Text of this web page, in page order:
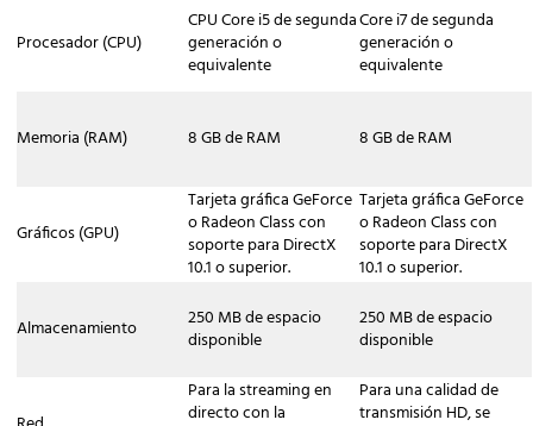
Procesador (CPU)
CPU Core i5 de segunda
generación o
equivalente
Core i7 de segunda
generación o
equivalente
Memoria (RAM) 8 GB de RAM 8 GB de RAM
Gráficos (GPU)
Tarjeta gráfica GeForce
o Radeon Class con
soporte para DirectX
10.1 o superior.
Tarjeta gráfica GeForce
o Radeon Class con
soporte para DirectX
10.1 o superior.
Almacenamiento
250 MB de espacio
disponible
250 MB de espacio
disponible
Para la streaming en
directo con la
Para una calidad de
transmisión HD, se
cámara virtualXSplit Broadcaster puede
funcionar como una cámara virtual para
aplicaciones de videoconferencia como
Discord. Esto te permite usar todas las
presentaciones profesionales para tus
reuniones en línea, seminarios web o
entrevistas.Capacidades:- Escenas
profesionales: agrega tercios inferiores,
logotipos y otros gráficos a la
transmisión de tu cámara.-
tu cámara, pantallas compartidas y